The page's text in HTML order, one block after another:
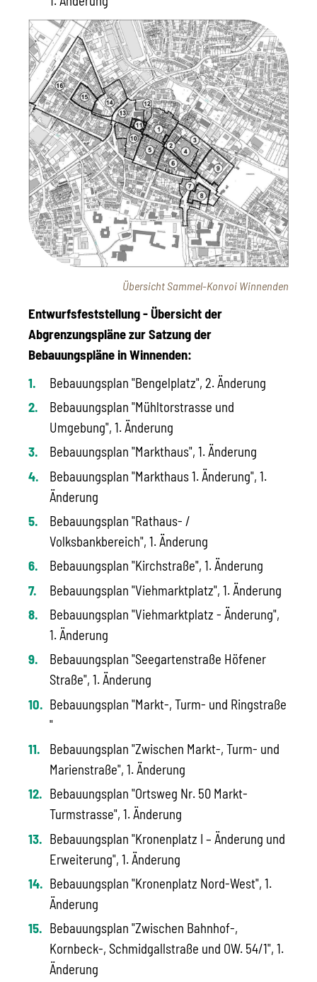
Übersicht Sammel-Konvoi Winnenden
Entwurfsfeststellung - Übersicht der
Abgrenzungspläne zur Satzung der
Bebauungspläne in Winnenden:
Bebauungsplan "Bengelplatz", 2. Änderung
Bebauungsplan "Mühltorstrasse und
Umgebung", 1. Änderung
Bebauungsplan "Markthaus", 1. Änderung
Bebauungsplan "Markthaus 1. Änderung", 1.
Änderung
Bebauungsplan "Rathaus- /
Volksbankbereich", 1. Änderung
Bebauungsplan "Kirchstraße", 1. Änderung
Bebauungsplan "Viehmarktplatz", 1. Änderung
Bebauungsplan "Viehmarktplatz - Änderung",
1. Änderung
Bebauungsplan "Seegartenstraße Höfener
Straße", 1. Änderung
Bebauungsplan "Markt-, Turm- und Ringstraße
"
Bebauungsplan "Zwischen Markt-, Turm- und
Marienstraße", 1. Änderung
Bebauungsplan "Ortsweg Nr. 50 Markt-
Turmstrasse", 1. Änderung
Bebauungsplan "Kronenplatz I – Änderung und
Erweiterung", 1. Änderung
Bebauungsplan "Kronenplatz Nord-West", 1.
Änderung
Bebauungsplan "Zwischen Bahnhof-,
Kornbeck-, Schmidgallstraße und OW. 54/1", 1.
Änderung